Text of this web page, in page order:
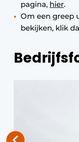
pagina, hier.
Om een greep
bekijken, klik